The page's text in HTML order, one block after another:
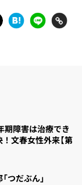
障害は治療でき
文春女性外来【第
つだぶん」